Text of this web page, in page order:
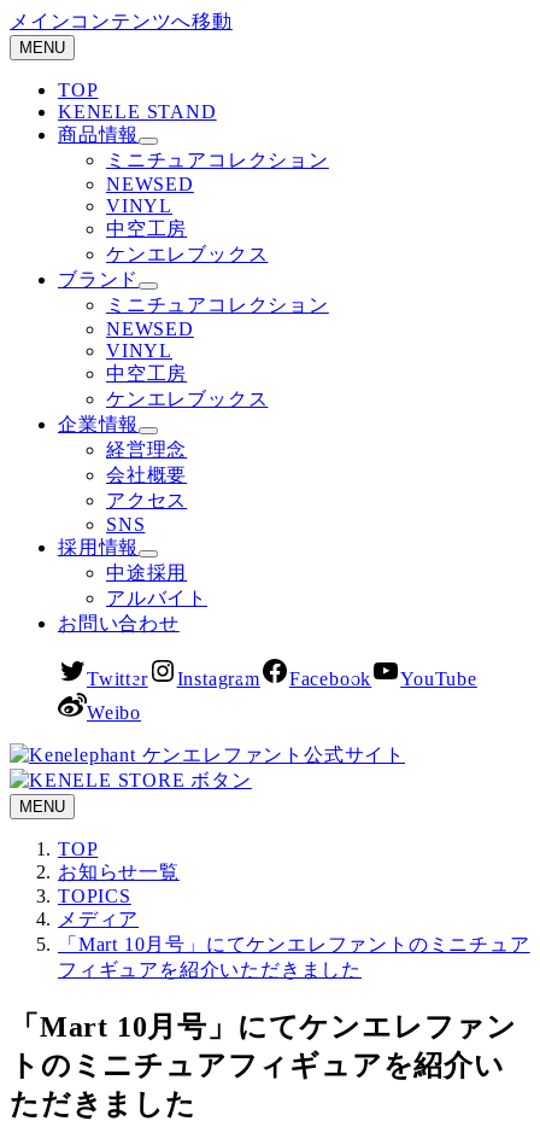
メインコンテンツへ移動
MENU
TOP
KENELE STAND
商品情報
ミニチュアコレクション
NEWSED
VINYL
中空工房
ケンエレブックス
ブランド
ミニチュアコレクション
NEWSED
VINYL
中空工房
ケンエレブックス
企業情報
経営理念
会社概要
アクセス
SNS
採用情報
中途採用
アルバイト
お問い合わせ
Twitter Instagram Facebook
YouTube
Weibo
MENU
TOP
お知らせ一覧
TOPICS
メディア
「Mart 10月号」にてケンエレファントのミニチュア
フィギュアを紹介いただきました
「Mart 10月号」にてケンエレファン
トのミニチュアフィギュアを紹介い
ただきました